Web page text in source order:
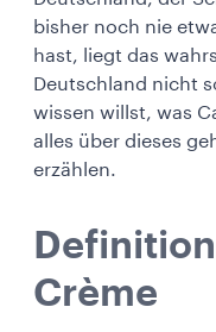
bisher noch nie
hast, liegt das
Deutschland nicht
wissen willst, was
alles über dieses
erzählen.
Crème